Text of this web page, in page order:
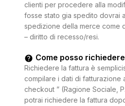
clienti per procedere alla
fosse stato gia spedito dovrai
spedizione della merce come
– diritto di recesso/resi.
Come posso
Richiedere la fattura è
compilare i dati di fatturazione
checkout ” (Ragione Sociale,
potrai richiedere la fattura